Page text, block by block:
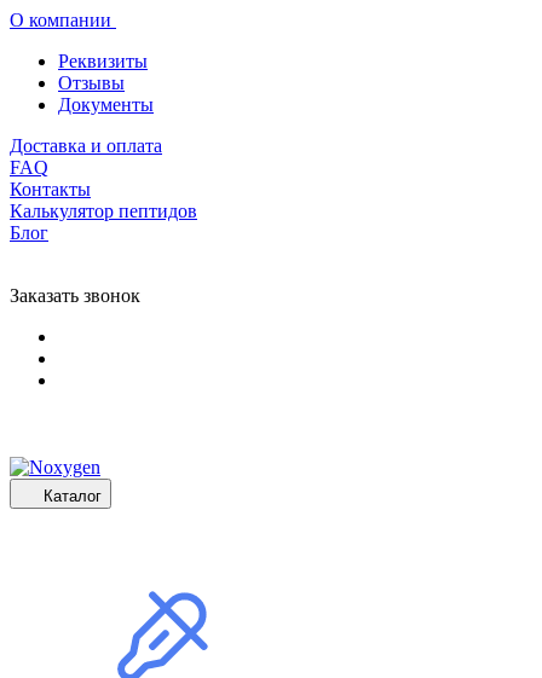
О компании
Реквизиты
Отзывы
Документы
Доставка и оплата
FAQ
Контакты
Калькулятор пептидов
Блог
Заказать звонок
Каталог